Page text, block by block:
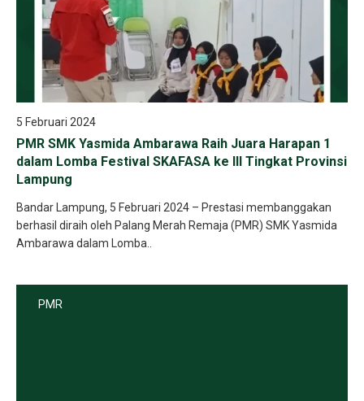
5 Februari 2024
PMR SMK Yasmida Ambarawa Raih Juara Harapan 1
dalam Lomba Festival SKAFASA ke III Tingkat Provinsi
Lampung
Bandar Lampung, 5 Februari 2024 – Prestasi membanggakan
berhasil diraih oleh Palang Merah Remaja (PMR) SMK Yasmida
Ambarawa dalam Lomba..
PMR